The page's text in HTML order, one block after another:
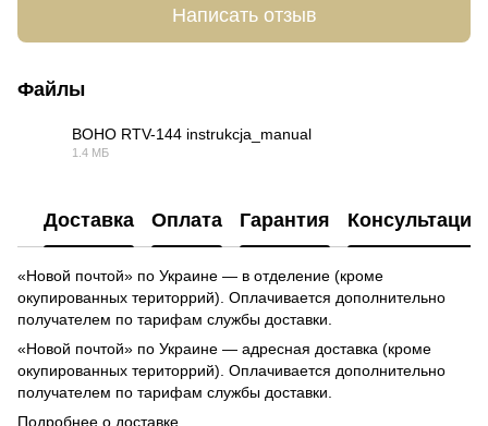
Написать отзыв
Файлы
BOHO RTV-144 instrukcja_manual
1.4 МБ
Доставка Оплата Гарантия Консультация
«Новой почтой» по Украине — в отделение (кроме
окупированных територрий). Оплачивается дополнительно
получателем по тарифам службы доставки.
«Новой почтой» по Украине — адресная доставка (кроме
окупированных територрий). Оплачивается дополнительно
получателем по тарифам службы доставки.
Подробнее о доставке